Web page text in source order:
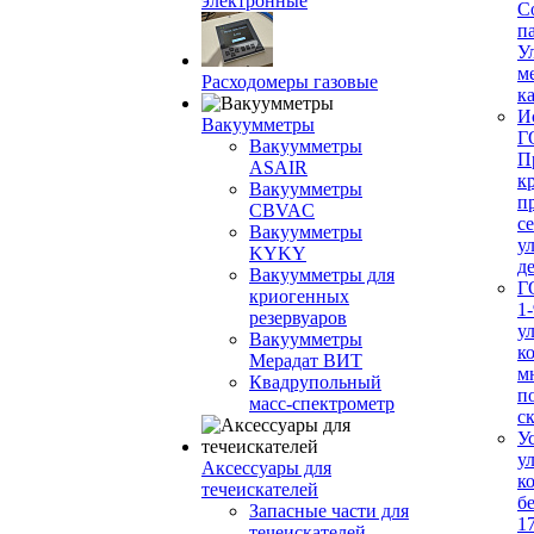
Расходомеры газовые
Вакуумметры
Вакуумметры
ASAIR
Вакуумметры
CBVAC
Вакуумметры
KYKY
Вакуумметры для
криогенных
резервуаров
Вакуумметры
Мерадат ВИТ
Квадрупольный
масс-спектрометр
Аксессуары для
течеискателей
Запасные части для